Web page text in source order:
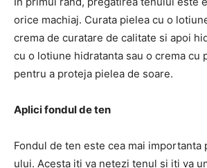
orice machiaj. Curata pielea cu o
crema de curatare de calitate si apoi
cu o lotiune hidratanta sau o crema cu
pentru a proteja pielea de soare.
Aplici fondul de ten
Fondul de ten este cea mai importanta
ului. Acesta iti va netezi tenul si iti va